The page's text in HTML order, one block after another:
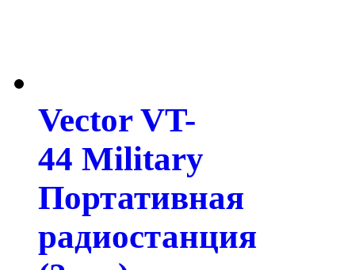
Vector VT-
44 Military
Портативная
радиостанция